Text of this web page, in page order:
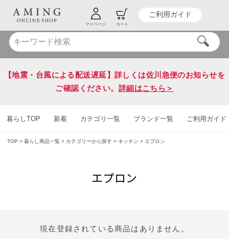
マイページ カート
ご利用ガイド
HOT KEY WORD #炭八 #送料無料
【地震・台風による配送遅延】詳しくは佐川急便のお知らせを
ご確認ください。 詳細はこちら＞
暮らしTOP 新着 カテゴリ一覧 ブランド一覧 ご利用ガイド
TOP 暮らし商品一覧 カテゴリーから探す キッチン エプロン
エプロン
現在登録されている商品はありません。